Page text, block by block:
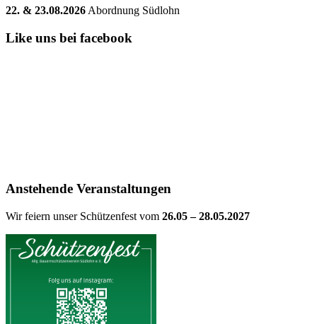
22. & 23.08.2026 Abordnung Südlohn
Like uns bei facebook
Anstehende Veranstaltungen
Wir feiern unser Schützenfest vom 26.05 – 28.05.2027